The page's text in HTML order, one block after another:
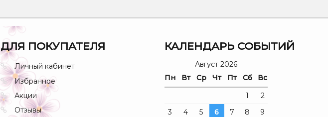
ДЛЯ ПОКУПАТЕЛЯ
Личный кабинет
Избранное
Акции
Отзывы
КАЛЕНДАРЬ СОБЫТИЙ
Август 2026
Пн
Вт Ср Чт Пт Сб
Вс
1
2
3
4 5 6 7 8
9